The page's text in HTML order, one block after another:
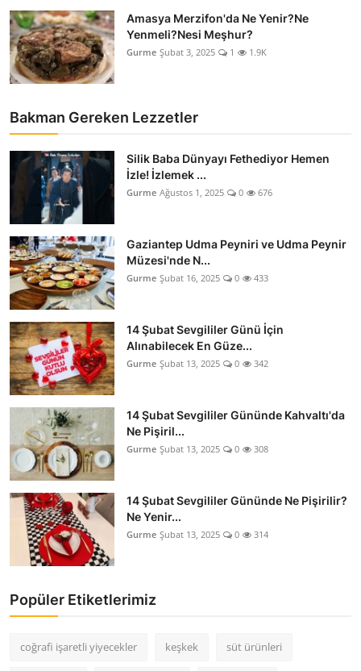
Amasya Merzifon'da Ne Yenir?Ne
Yenmeli?Nesi Meşhur?
Gurme Şubat 3, 2025 1 1.9K
Bakman Gereken Lezzetler
Silik Baba Dünyayı Fethediyor Hemen
İzle! İzlemek ...
Gurme Ağustos 1, 2025 0 676
Gaziantep Udma Peyniri ve Udma Peynir
Müzesi'nde N...
Gurme Şubat 16, 2025 0 433
14 Şubat Sevgililer Günü İçin
Alınabilecek En Güze...
Gurme Şubat 13, 2025 0 342
14 Şubat Sevgililer Gününde Kahvaltı'da
Ne Pişiril...
Gurme Şubat 13, 2025 0 308
14 Şubat Sevgililer Gününde Ne Pişirilir?
Ne Yenir...
Gurme Şubat 13, 2025 0 314
Popüler Etiketlerimiz
coğrafi işaretli yiyecekler keşkek süt ürünleri